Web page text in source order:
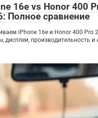
16e vs Honor 400
Полное сравнение
iPhone 16e и Honor 400 Pro
дисплеи, производительность и